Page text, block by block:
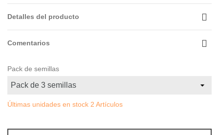
Detalles del producto
Comentarios
Pack de semillas
Últimas unidades en stock 2 Artículos